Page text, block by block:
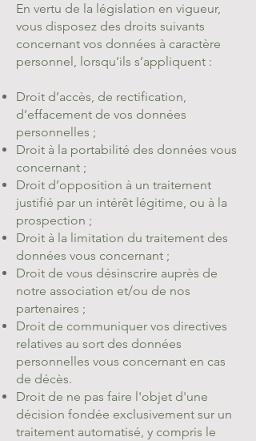
En vertu de la législation en vigueur,
vous disposez des droits suivants
concernant vos données à caractère
personnel, lorsqu’ils s’appliquent :
Droit d’accès, de rectification,
d’effacement de vos données
personnelles ;
Droit à la portabilité des données vous
concernant ;
Droit d’opposition à un traitement
justifié par un intérêt légitime, ou à la
prospection ;
Droit à la limitation du traitement des
données vous concernant ;
Droit de vous désinscrire auprès de
notre association et/ou de nos
partenaires ;
Droit de communiquer vos directives
relatives au sort des données
personnelles vous concernant en cas
de décès.
Droit de ne pas faire l'objet d'une
décision fondée exclusivement sur un
traitement automatisé, y compris le